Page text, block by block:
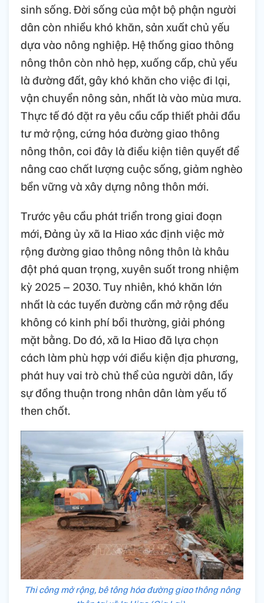
sinh sống. Đời sống của một bộ phận người
dân còn nhiều khó khăn, sản xuất chủ yếu
dựa vào nông nghiệp. Hệ thống giao thông
nông thôn còn nhỏ hẹp, xuống cấp, chủ yếu
là đường đất, gây khó khăn cho việc đi lại,
vận chuyển nông sản, nhất là vào mùa mưa.
Thực tế đó đặt ra yêu cầu cấp thiết phải đầu
tư mở rộng, cứng hóa đường giao thông
nông thôn, coi đây là điều kiện tiên quyết để
nâng cao chất lượng cuộc sống, giảm nghèo
bền vững và xây dựng nông thôn mới.
Trước yêu cầu phát triển trong giai đoạn
mới, Đảng ủy xã Ia Hiao xác định việc mở
rộng đường giao thông nông thôn là khâu
đột phá quan trọng, xuyên suốt trong nhiệm
kỳ 2025 – 2030. Tuy nhiên, khó khăn lớn
nhất là các tuyến đường cần mở rộng đều
không có kinh phí bồi thường, giải phóng
mặt bằng. Do đó, xã Ia Hiao đã lựa chọn
cách làm phù hợp với điều kiện địa phương,
phát huy vai trò chủ thể của người dân, lấy
sự đồng thuận trong nhân dân làm yếu tố
then chốt.
Thi công mở rộng, bê tông hóa đường giao thông nông